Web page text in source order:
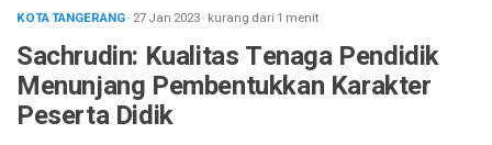
KOTA TANGERANG· 27 Jan 2023· kurang dari 1 menit
Sachrudin: Kualitas Tenaga Pendidik
Menunjang Pembentukkan Karakter
Peserta Didik